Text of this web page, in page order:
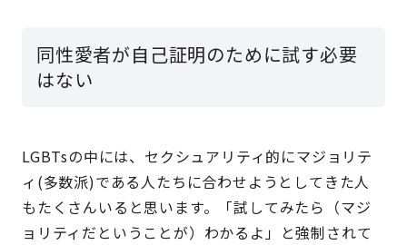
同性愛者が自己証明のために試す必要
はない
LGBTsの中には、セクシュアリティ的にマジョリテ
ィ(多数派)である人たちに合わせようとしてきた人
もたくさんいると思います。「試してみたら（マジ
ョリティだということが）わかるよ」と強制されて